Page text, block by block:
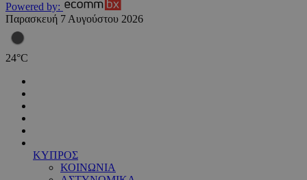
Powered by:
Παρασκευή 7 Αυγούστου 2026
24°C
ΚΥΠΡΟΣ
ΚΟΙΝΩΝΙΑ